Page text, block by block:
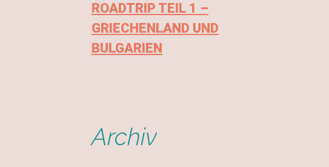
ROADTRIP TEIL 1 –
GRIECHENLAND UND
BULGARIEN
Archiv